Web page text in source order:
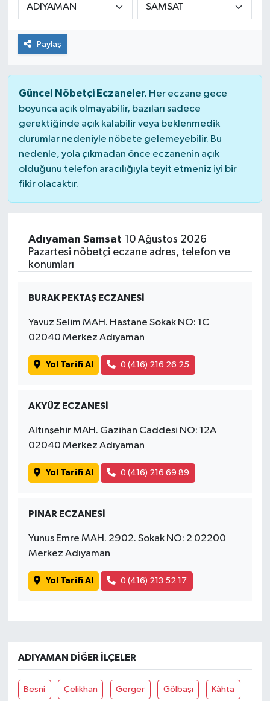
Paylaş
Güncel Nöbetçi Eczaneler. Her eczane gece
boyunca açık olmayabilir, bazıları sadece
gerektiğinde açık kalabilir veya beklenmedik
durumlar nedeniyle nöbete gelemeyebilir. Bu
nedenle, yola çıkmadan önce eczanenin açık
olduğunu telefon aracılığıyla teyit etmeniz iyi bir
fikir olacaktır.
Adıyaman Samsat 10 Ağustos 2026
Pazartesi nöbetçi eczane adres, telefon ve
konumları
BURAK PEKTAŞ ECZANESİ
Yavuz Selim MAH. Hastane Sokak NO: 1C
02040 Merkez Adıyaman
Yol Tarifi Al 0 (416) 216 26 25
AKYÜZ ECZANESİ
Altınşehir MAH. Gazihan Caddesi NO: 12A
02040 Merkez Adıyaman
Yol Tarifi Al 0 (416) 216 69 89
PINAR ECZANESİ
Yunus Emre MAH. 2902. Sokak NO: 2 02200
Merkez Adıyaman
Yol Tarifi Al 0 (416) 213 52 17
ADIYAMAN DIĞER İLÇELER
Besni Çelikhan Gerger Gölbaşı Kâhta